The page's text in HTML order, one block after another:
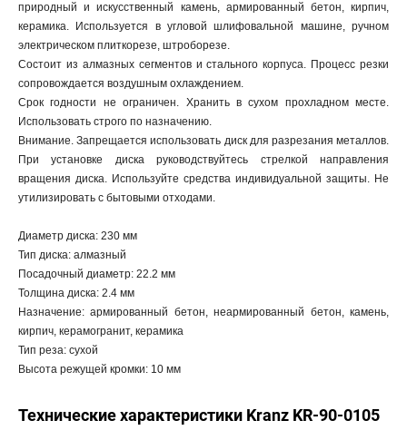
природный и искусственный камень, армированный бетон, кирпич,
керамика. Используется в угловой шлифовальной машине, ручном
электрическом плиткорезе, штроборезе.
Состоит из алмазных сегментов и стального корпуса. Процесс резки
сопровождается воздушным охлаждением.
Срок годности не ограничен. Хранить в сухом прохладном месте.
Использовать строго по назначению.
Внимание. Запрещается использовать диск для разрезания металлов.
При установке диска руководствуйтесь стрелкой направления
вращения диска. Используйте средства индивидуальной защиты. Не
утилизировать с бытовыми отходами.
Диаметр диска: 230 мм
Тип диска: алмазный
Посадочный диаметр: 22.2 мм
Толщина диска: 2.4 мм
Назначение: армированный бетон, неармированный бетон, камень,
кирпич, керамогранит, керамика
Тип реза: сухой
Высота режущей кромки: 10 мм
Технические характеристики Kranz KR-90-0105